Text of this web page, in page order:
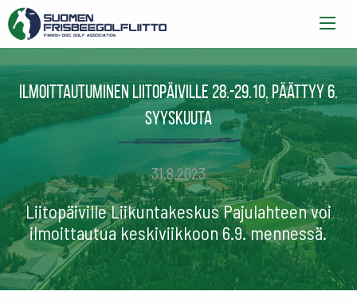
Ilmoittautuminen Liitopäiville 28.-29.10. päättyy 6.
syyskuuta
31.8.2023
Liitopäiville Liikuntakeskus Pajulahteen voi
ilmoittautua keskiviikkoon 6.9. mennessä.